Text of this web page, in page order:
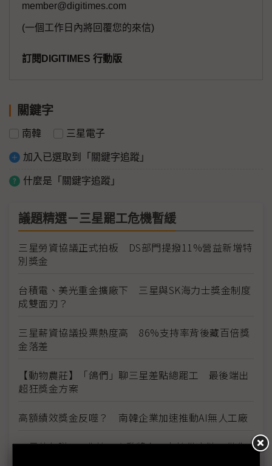
member@digitimes.com
(一個工作日內將回覆您的來信)
訂閱DIGITIMES 行動版
關鍵字
南韓 三星電子
加入已選取到「關鍵字追蹤」
什麼是「關鍵字追蹤」
議題精選－三星罷工危機暫緩
三星勞資協議正式拍板 DS部門提撥11%營益新增特
別獎金
台積電、美光重金擴廠下 三星與SK海力士獎金制度
成雙面刃？
三星薪資協議投票熱度高 86%支持率背後藏百倍獎
金落差
【動物農莊】「鴿們」聊三星差點總罷工 最後端出
超狂獎金方案
高額績效獎金反噬？ 南韓企業加速推動AI無人工廠
三星估年賺370兆韓元大發獎金 南韓供應鏈：供貨